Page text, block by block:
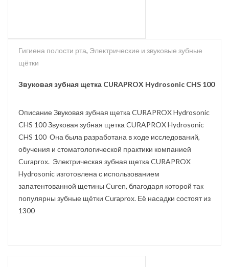
Гигиена полости рта, Электрические и звуковые зубные
щётки
Звуковая зубная щетка CURAPROX Hydrosonic CHS 100
Описание Звуковая зубная щетка CURAPROX Hydrosonic
CHS 100 Звуковая зубная щетка CURAPROX Hydrosonic
CHS 100 Она была разработана в ходе исследований,
обучения и стоматологической практики компанией
Curaprox. Электрическая зубная щетка CURAPROX
Hydrosonic изготовлена с использованием
запатентованной щетины Curen, благодаря которой так
популярны зубные щётки Curaprox. Её насадки состоят из
1300